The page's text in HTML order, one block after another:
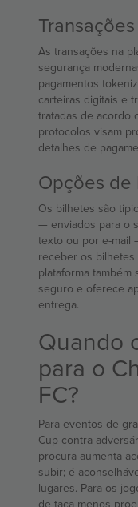
As transações na
segurança
pagamentos
carteiras digitais e
tratadas de acordo
protocolos visam
detalhes de
Opções de
Os bilhetes são
— enviados para o
texto ou por e-mail
receber os
plataforma
seguro e oferece
entrega.
Quando
para o
FC?
Para eventos de
Cup contra
procura aumenta
subir; é
lugares. Para os